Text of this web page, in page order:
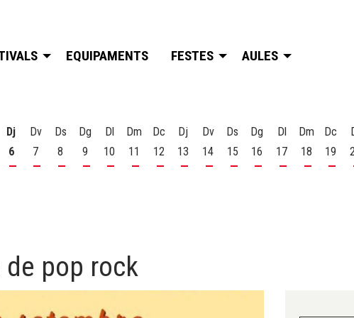
EQUIPAMENTS FESTES AULES
d'agost5 d'agost
Dj
6
Dijous 6 d'agost
Dv
7
Divendres 7 d'agost
Ds
8
Dissabte 8 d'agost
Dg
9
Diumenge 9 d'agost
Dl
10
Dilluns 10 d'agost
Dm
11
Dimarts 11 d'agost
Dc
12
Dimecres 12 d'agost
Dj
13
Dijous 13 d'agost
Dv
14
Divendres 14 d'agost
Ds
15
Dissabte 15 d'agost
Dg
16
Diumenge 16 d'agost
Dl
17
Dilluns 17
Dm
18
Dimarts
Dc
19
pop rock